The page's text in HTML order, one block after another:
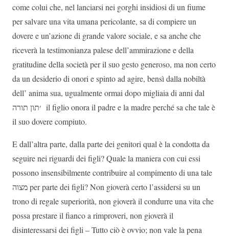
come colui che, nel lanciarsi nei gorghi insidiosi di un fiume
per salvare una vita umana pericolante, sa di compiere un
dovere e un’azione di grande valore sociale, e sa anche che
riceverà la testimonianza palese dell’ammirazione e della
gratitudine della società per il suo gesto generoso, ma non certo
da un desiderio di onori e spinto ad agire, bensì dalla nobiltà
dell’ anima sua, ugualmente ormai dopo migliaia di anni dal
׳תון תורה
il figlio onora il padre e la madre perché sa che tale è
il suo dovere compiuto.
E dall’altra parte, dalla parte dei genitori qual è la condotta da
seguire nei riguardi dei figli? Quale la maniera con cui essi
possono insensibilmente contribuire al compimento di una tale
מצוהper parte dei figli? Non gioverà certo l’assidersi su un
trono di regale superiorità, non gioverà il condurre una vita che
possa prestare il fianco a rimproveri, non gioverà il
disinteressarsi dei figli – Tutto ciò è ovvio; non vale la pena